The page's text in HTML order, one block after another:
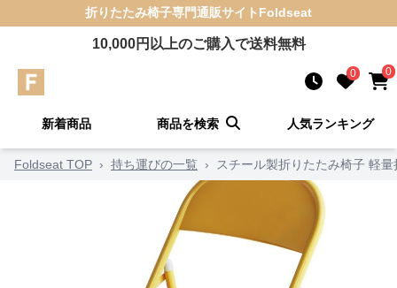
折りたたみ椅子専門通販サイト Foldseat
10,000円以上のご購入で送料無料
0 0
新着商品 商品を検索 人気ランキング
Foldseat TOP › 持ち運びの一覧 › スチール製折りたたみ椅子 軽